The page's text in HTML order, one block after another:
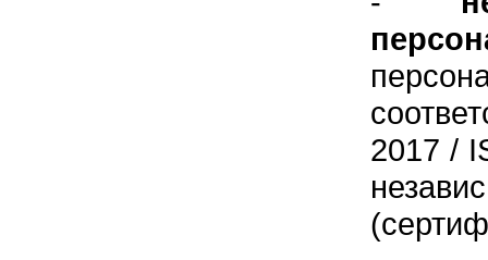
2017 /